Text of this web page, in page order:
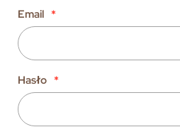
Email
Hasło